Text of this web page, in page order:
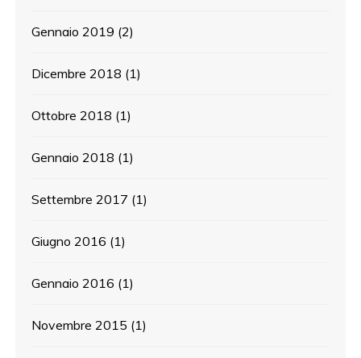
Gennaio 2019 (2)
Dicembre 2018 (1)
Ottobre 2018 (1)
Gennaio 2018 (1)
Settembre 2017 (1)
Giugno 2016 (1)
Gennaio 2016 (1)
Novembre 2015 (1)